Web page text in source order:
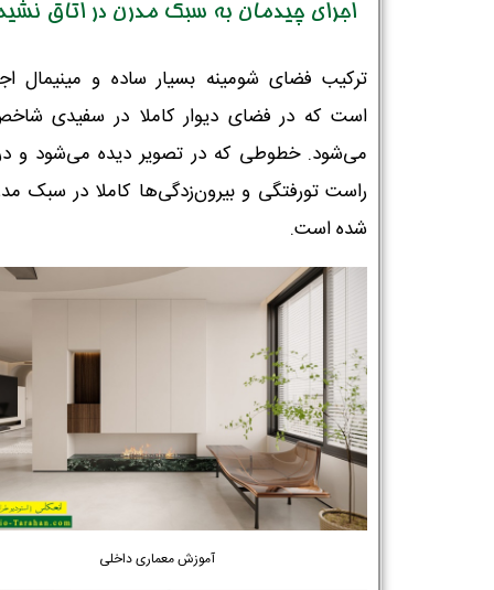
اجرای چیدمان به سبک مدرن در اتاق
ترکیب فضای شومینه بسیار ساده و مینیمال
است که در فضای دیوار کاملا در سفیدی
می‌شود. خطوطی که در تصویر دیده می‌شود و
راست تورفتگی و بیرون‌زدگی‌ها کاملا در سبک
شده است.
آموزش معماری داخلی